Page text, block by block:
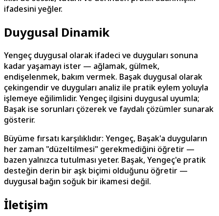
ifadesini yeğler.
Duygusal Dinamik
Yengeç duygusal olarak ifadeci ve duyguları sonuna
kadar yaşamayı ister — ağlamak, gülmek,
endişelenmek, bakım vermek. Başak duygusal olarak
çekingendir ve duyguları analiz ile pratik eylem yoluyla
işlemeye eğilimlidir. Yengeç ilgisini duygusal uyumla;
Başak ise sorunları çözerek ve faydalı çözümler sunarak
gösterir.
Büyüme fırsatı karşılıklıdır: Yengeç, Başak'a duyguların
her zaman "düzeltilmesi" gerekmediğini öğretir —
bazen yalnızca tutulması yeter. Başak, Yengeç'e pratik
desteğin derin bir aşk biçimi olduğunu öğretir —
duygusal bağın soğuk bir ikamesi değil.
İletişim